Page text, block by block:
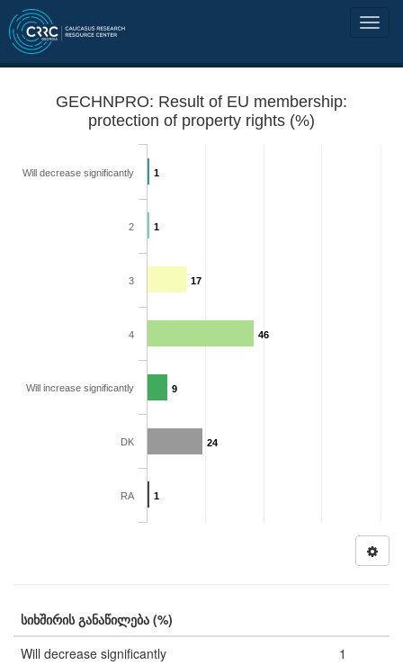
GECHNPRO: Result of EU membership:
protection of property rights (%)
1
1
17
46
9
24
1
Will decrease significantly
2
3
4
Will increase significantly
DK
RA
სიხშირის განაწილება (%)
Will decrease significantly
1